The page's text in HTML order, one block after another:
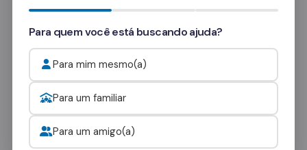
Onde procurar ajuda para o alcoolismo?
Para quem você está buscando ajuda?
Para mim mesmo(a)
Para um familiar
Para um amigo(a)